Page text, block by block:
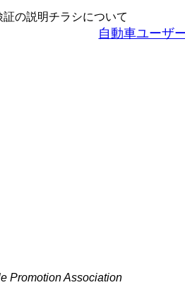
の説明チラシについて
自動車ユーザ
Promotion Association